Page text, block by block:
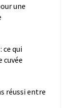
une
ce qui
cuvée
réussi entre